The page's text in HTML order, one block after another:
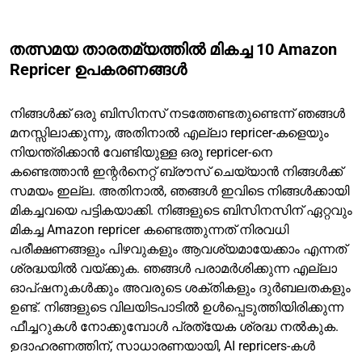
തത്സമയ താരതമ്യത്തിൽ മികച്ച 10 Amazon
Repricer ഉപകരണങ്ങൾ
നിങ്ങൾക്ക് ഒരു ബിസിനസ് നടത്തേണ്ടതുണ്ടെന്ന് ഞങ്ങൾ
മനസ്സിലാക്കുന്നു, അതിനാൽ എല്ലാ repricer-കളെയും
നിയന്ത്രിക്കാൻ വേണ്ടിയുള്ള ഒരു repricer-നെ
കണ്ടെത്താൻ ഇന്റർനെറ്റ് ബ്രൗസ് ചെയ്യാൻ നിങ്ങൾക്ക്
സമയം ഇല്ല. അതിനാൽ, ഞങ്ങൾ ഇവിടെ നിങ്ങൾക്കായി
മികച്ചവയെ പട്ടികയാക്കി. നിങ്ങളുടെ ബിസിനസിന് ഏറ്റവും
മികച്ച Amazon repricer കണ്ടെത്തുന്നത് നിരവധി
പരീക്ഷണങ്ങളും പിഴവുകളും ആവശ്യമായേക്കാം എന്നത്
ശ്രദ്ധയിൽ വയ്ക്കുക. ഞങ്ങൾ പരാമർശിക്കുന്ന എല്ലാ
ഓപ്ഷനുകൾക്കും അവരുടെ ശക്തികളും ദുർബലതകളും
ഉണ്ട്. നിങ്ങളുടെ വിലയിടപാടിൽ ഉൾപ്പെടുത്തിയിരിക്കുന്ന
ഫീച്ചറുകൾ നോക്കുമ്പോൾ പ്രത്യേക ശ്രദ്ധ നൽകുക.
ഉദാഹരണത്തിന്, സാധാരണയായി, AI repricers-കൾ